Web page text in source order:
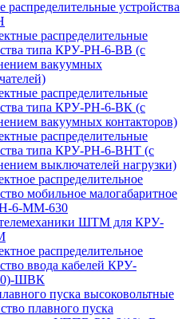
распределительные устройства
распределительные
типа КРУ-РН-6-ВВ (с
вакуумных
распределительные
типа КРУ-РН-6-ВК (с
вакуумных контакторов)
распределительные
типа КРУ-РН-6-ВНТ (с
выключателей нагрузки)
распределительное
мобильное малогабаритное
6-ММ-630
ШТМ для КРУ-
распределительное
ввода кабелей КРУ-
ШВК
пуска высоковольтные
плавного пуска